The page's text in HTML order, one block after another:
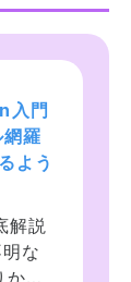
入門
羅
よう
解説
な
み
経
に転
わか
入
の
ミ
を沢
ォ
、